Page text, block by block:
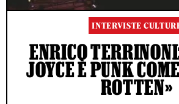
INTERVISTE
ENRICO
JOYCE È PUNK
ROTTEN»